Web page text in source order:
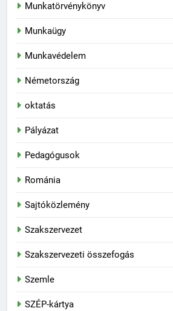
Munkatörvénykönyv
Munkaügy
Munkavédelem
Németország
oktatás
Pályázat
Pedagógusok
Románia
Sajtóközlemény
Szakszervezet
Szakszervezeti összefogás
Szemle
SZÉP-kártya